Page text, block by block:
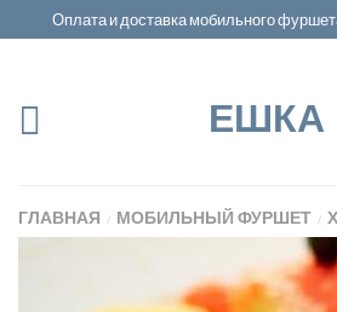
Оплата и доставка мобильного
ЕШКА
ГЛАВНАЯ / МОБИЛЬНЫЙ ФУРШЕТ /